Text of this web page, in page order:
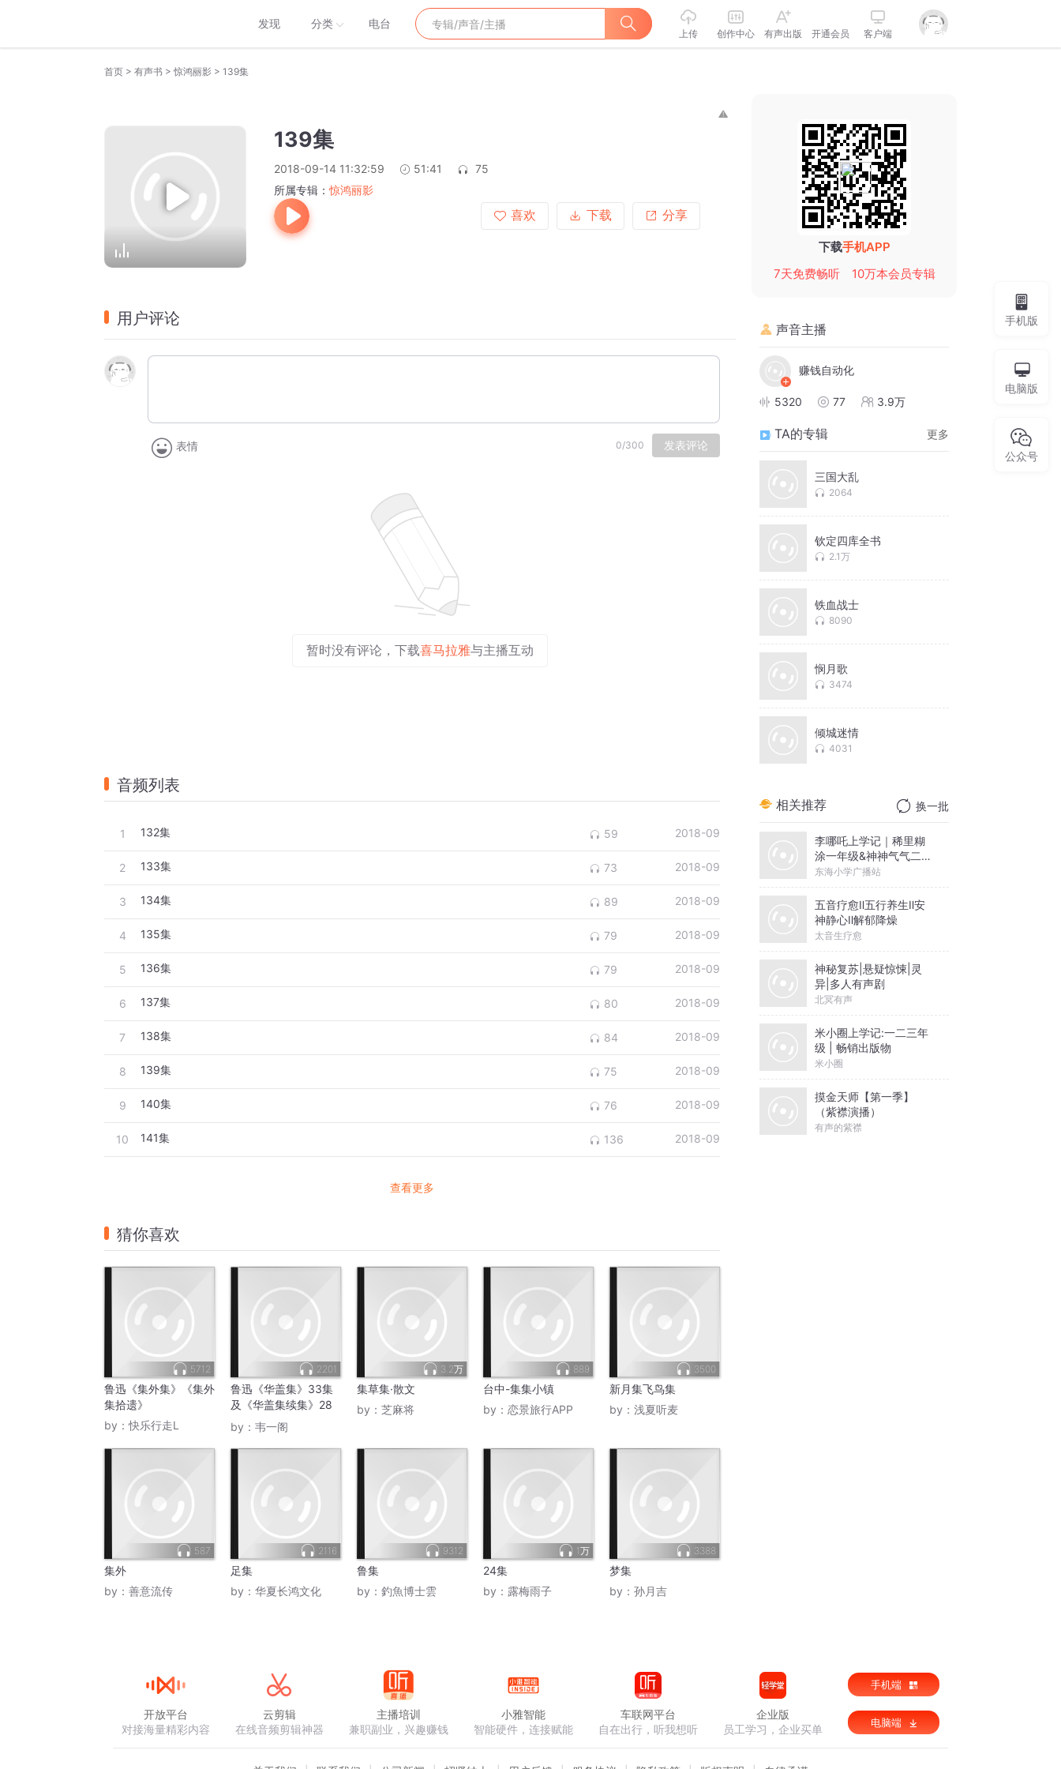
发现 分类 电台
上传 创作中心 有声出版 开通会员 客户端
首页 > 有声书 > 惊鸿丽影 > 139集
139集
2018-09-14 11:32:59 51:41
75
所属专辑：惊鸿丽影
喜欢
下载 分享
用户评论
表情 0/300 发表评论
暂时没有评论，下载喜马拉雅与主播互动
音频列表
1 132集 59 2018-09
2 133集 73 2018-09
3 134集 89 2018-09
4 135集 79 2018-09
5 136集 79 2018-09
6 137集 80 2018-09
7 138集 84 2018-09
8 139集 75 2018-09
9 140集 76 2018-09
10 141集 136 2018-09
查看更多
猜你喜欢
5712
鲁迅《集外集》《集外
集拾遗》
by：快乐行走L
2201
鲁迅《华盖集》33集
及《华盖集续集》28
集
by： 韦一阁
3.2万
集草集·散文
by： 芝麻将
889
台中-集集小镇
by： 恋景旅行APP
3500
新月集飞鸟集
by： 浅夏听麦
587
集外
by： 善意流传
2116
足集
by： 华夏长鸿文化
9312
鲁集
by： 釣魚博士雲
1万
24集
by： 露梅雨子
3388
梦集
by： 孙月吉
下载手机APP
7天免费畅听
10万本会员专辑
声音主播
赚钱自动化
5320 77 3.9万
TA的专辑 更多
三国大乱
2064
钦定四库全书
2.1万
铁血战士
8090
悯月歌
3474
倾城迷情
4031
相关推荐 换一批
李哪吒上学记｜稀里糊
涂一年级&神神气气二年
级
东海小学广播站
五音疗愈Ⅱ五行养生Ⅱ安
神静心Ⅱ解郁降燥
太音生疗愈
神秘复苏|悬疑惊悚|灵
异|多人有声剧
北冥有声
米小圈上学记:一二三年
级 | 畅销出版物
米小圈
摸金天师【第一季】
（紫襟演播）
有声的紫襟
手机版
电脑版
公众号
开放平台
对接海量精彩内容
云剪辑
在线音频剪辑神器
主播培训
兼职副业，兴趣赚钱
小雅智能
智能硬件，连接赋能
车联网平台
自在出行，听我想听
企业版
员工学习，企业买单
手机端
电脑端